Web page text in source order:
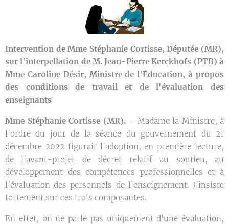
Intervention de Mme Stéphanie Cortisse, Députée (MR),
sur l'interpellation de M. Jean-Pierre Kerckhofs (PTB) à
Mme Caroline Désir, Ministre de l'Éducation, à propos
des conditions de travail et de l'évaluation des
enseignants
Mme Stéphanie Cortisse (MR). – Madame la Ministre, à
l'ordre du jour de la séance du gouvernement du 21
décembre 2022 figurait l'adoption, en première lecture,
de l'avant-projet de décret relatif au soutien, au
développement des compétences professionnelles et à
l'évaluation des personnels de l'enseignement. J'insiste
fortement sur ces trois composantes.
En effet, on ne parle pas uniquement d'une évaluation,